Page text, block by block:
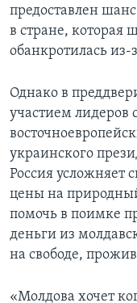
предоставлен
в стране, которая
обанкротилась
Однако в
участием лидеров
украинского
Россия усложняет
цены на
помочь в поимке
деньги из
на свободе,
«Молдова хочет